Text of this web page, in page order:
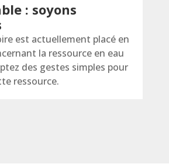
: soyons
est actuellement placé en
la ressource en eau
des gestes simples pour
ressource.